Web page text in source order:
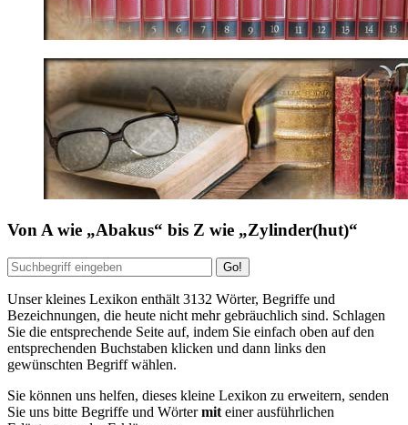
Von A wie Abakus bis Z wie Zylinder(hut)
Unser kleines Lexikon enthält 3132 Wörter, Begriffe und
Bezeichnungen, die heute nicht mehr gebräuchlich sind. Schlagen
Sie die entsprechende Seite auf, indem Sie einfach oben auf den
entsprechenden Buchstaben klicken und dann links den
gewünschten Begriff wählen.
Sie können uns helfen, dieses kleine Lexikon zu erweitern, senden
Sie uns bitte Begriffe und Wörtermit einer ausführlichen